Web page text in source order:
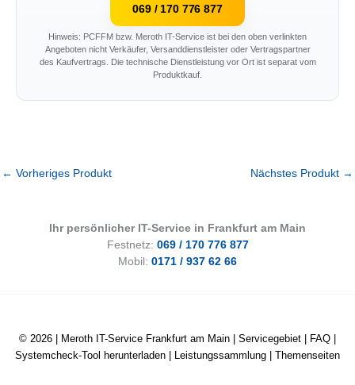
069 / 170 776 877
Hinweis: PCFFM bzw. Meroth IT-Service ist bei den oben verlinkten
Angeboten nicht Verkäufer, Versanddienstleister oder Vertragspartner
des Kaufvertrags. Die technische Dienstleistung vor Ort ist separat vom
Produktkauf.
← Vorheriges Produkt Nächstes Produkt →
Ihr persönlicher IT-Service in Frankfurt am Main
Festnetz: 069 / 170 776 877
Mobil: 0171 / 937 62 66
© 2026 | Meroth IT-Service Frankfurt am Main Servicegebiet FAQ
Systemcheck-Tool herunterladen
Leistungssammlung Themenseiten